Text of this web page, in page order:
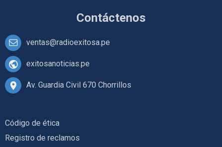
Contáctenos
ventas@radioexitosa.pe
exitosanoticias.pe
Av. Guardia Civil 670 Chorrillos
Código de ética
Registro de reclamos